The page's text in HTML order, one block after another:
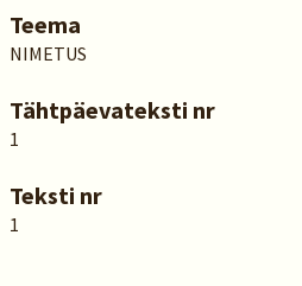
Teema
NIMETUS
Tähtpäevateksti nr
1
Teksti nr
1